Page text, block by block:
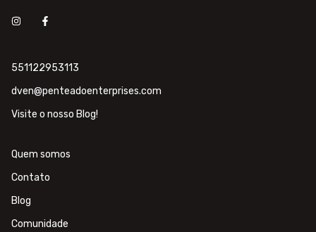
551122953113
dven@penteadoenterprises.com
Visite o nosso Blog!
Quem somos
Contato
Blog
Comunidade